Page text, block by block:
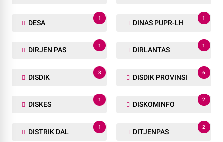
DESA
1
DINAS PUPR-LH
1
DIRJEN PAS
1
DIRLANTAS
1
DISDIK
3
DISDIK PROVINSI
6
DISKES
1
DISKOMINFO
2
DISTRIK DAL
1
DITJENPAS
2